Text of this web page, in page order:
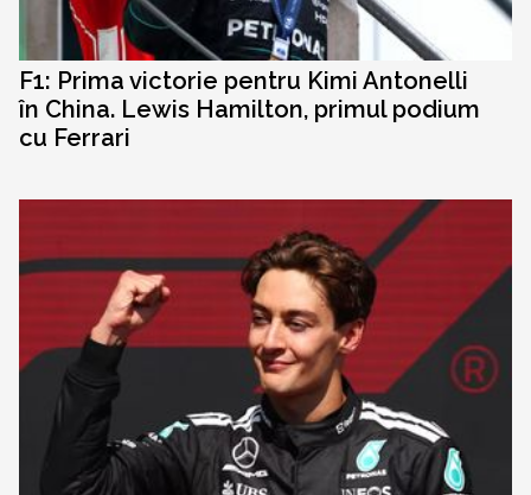
F1: Prima victorie pentru Kimi Antonelli
în China. Lewis Hamilton, primul podium
cu Ferrari